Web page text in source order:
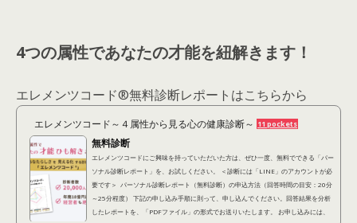
4つの属性であなたの才能を紐解きます！
エレメンツコード®︎無料診断レポートはこちらから
エレメンツコード～４属性から見る心の健康診断～ 11 pockets
無料診断
エレメンツコードにご興味を持っていただいた方は、ぜひ一度、無料でできる「パー
ソナル診断レポート」を、お試しください。 ＜診断には「LINE」のアカウントが必
要です＞ パーソナル診断レポート（無料診断）の申込方法（回答時間の目安：20分
～25分程度） 下記の申し込み手順に則って、申し込んでください。回答結果を分析
したレポートを、「PDFファイル」の形式でお送りいたします。 お申し込みには、